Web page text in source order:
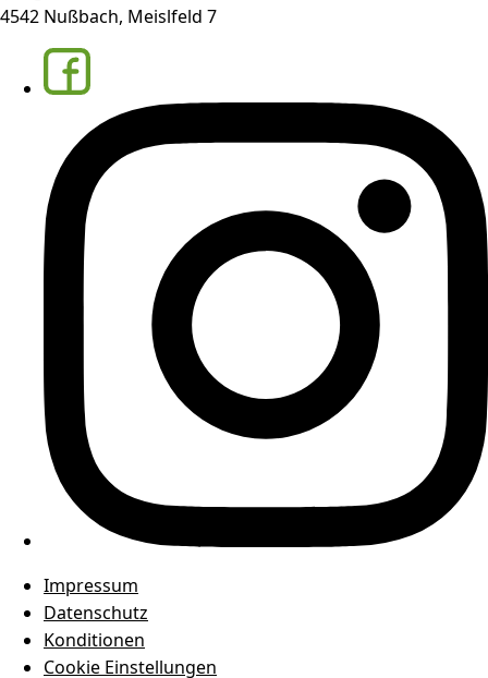
4542 Nußbach, Meislfeld 7
Impressum
Datenschutz
Konditionen
Cookie Einstellungen